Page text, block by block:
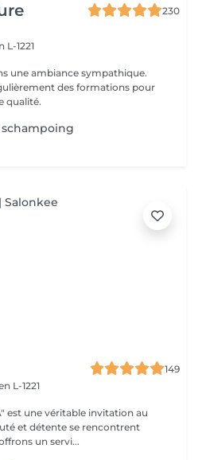
230
L-1221
une ambiance sympathique.
des formations pour
qualité.
149
L-1221
est une véritable invitation au
et détente se rencontrent
Nous offrons un servi...